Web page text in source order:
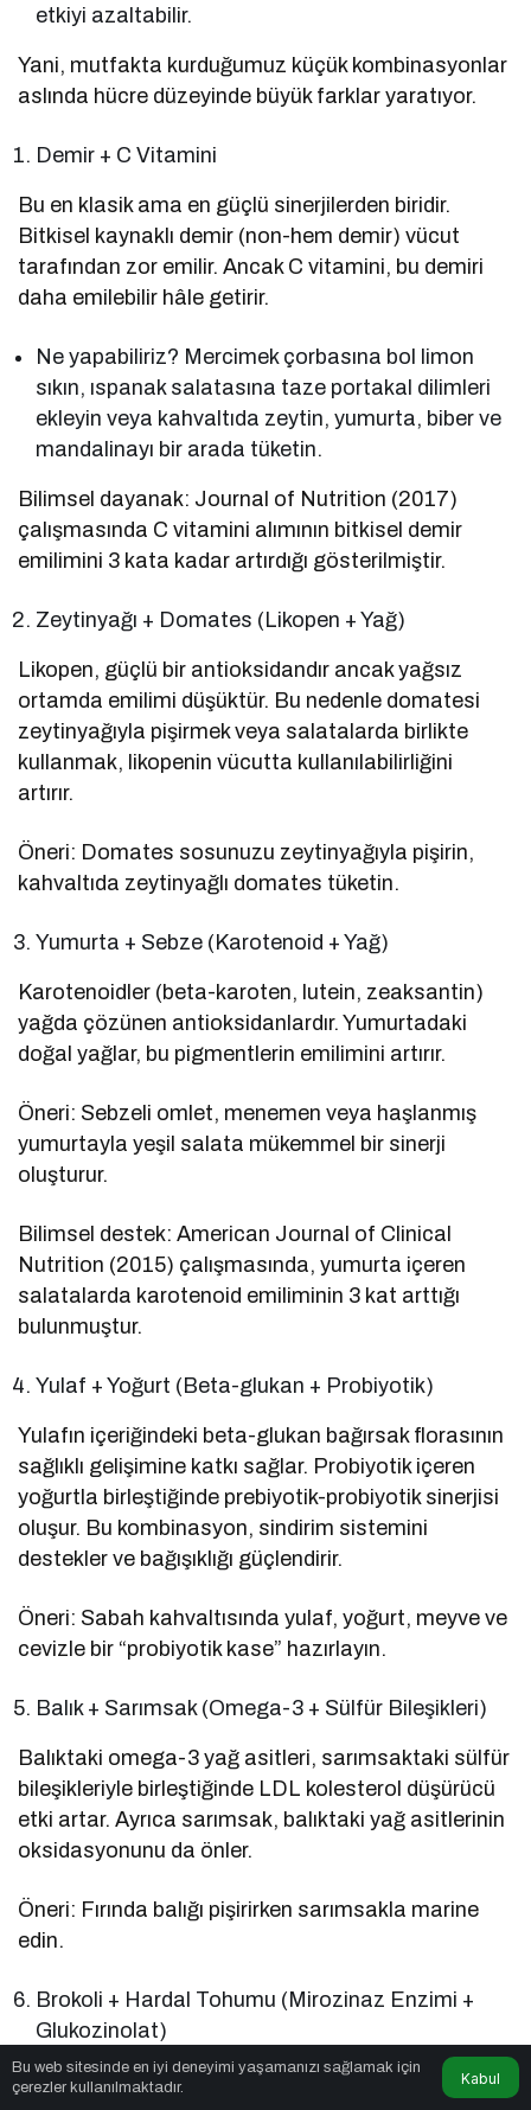
etkiyi azaltabilir.
Yani, mutfakta kurduğumuz küçük kombinasyonlar
aslında hücre düzeyinde büyük farklar yaratıyor.
Demir + C Vitamini
Bu en klasik ama en güçlü sinerjilerden biridir.
Bitkisel kaynaklı demir (non-hem demir) vücut
tarafından zor emilir. Ancak C vitamini, bu demiri
daha emilebilir hâle getirir.
Ne yapabiliriz? Mercimek çorbasına bol limon
sıkın, ıspanak salatasına taze portakal dilimleri
ekleyin veya kahvaltıda zeytin, yumurta, biber ve
mandalinayı bir arada tüketin.
Bilimsel dayanak: Journal of Nutrition (2017)
çalışmasında C vitamini alımının bitkisel demir
emilimini 3 kata kadar artırdığı gösterilmiştir.
Zeytinyağı + Domates (Likopen + Yağ)
Likopen, güçlü bir antioksidandır ancak yağsız
ortamda emilimi düşüktür. Bu nedenle domatesi
zeytinyağıyla pişirmek veya salatalarda birlikte
kullanmak, likopenin vücutta kullanılabilirliğini
artırır.
Öneri: Domates sosunuzu zeytinyağıyla pişirin,
kahvaltıda zeytinyağlı domates tüketin.
Yumurta + Sebze (Karotenoid + Yağ)
Karotenoidler (beta-karoten, lutein, zeaksantin)
yağda çözünen antioksidanlardır. Yumurtadaki
doğal yağlar, bu pigmentlerin emilimini artırır.
Öneri: Sebzeli omlet, menemen veya haşlanmış
yumurtayla yeşil salata mükemmel bir sinerji
oluşturur.
Bilimsel destek: American Journal of Clinical
Nutrition (2015) çalışmasında, yumurta içeren
salatalarda karotenoid emiliminin 3 kat arttığı
bulunmuştur.
Yulaf + Yoğurt (Beta-glukan + Probiyotik)
Yulafın içeriğindeki beta-glukan bağırsak florasının
sağlıklı gelişimine katkı sağlar. Probiyotik içeren
yoğurtla birleştiğinde prebiyotik-probiyotik sinerjisi
oluşur. Bu kombinasyon, sindirim sistemini
destekler ve bağışıklığı güçlendirir.
Öneri: Sabah kahvaltısında yulaf, yoğurt, meyve ve
cevizle bir “probiyotik kase” hazırlayın.
Balık + Sarımsak (Omega-3 + Sülfür Bileşikleri)
Balıktaki omega-3 yağ asitleri, sarımsaktaki sülfür
bileşikleriyle birleştiğinde LDL kolesterol düşürücü
etki artar. Ayrıca sarımsak, balıktaki yağ asitlerinin
oksidasyonunu da önler.
Öneri: Fırında balığı pişirirken sarımsakla marine
edin.
Brokoli + Hardal Tohumu (Mirozinaz Enzimi +
Glukozinolat)
Brokoli, kanser koruyucu bileşikler (sülforafan)
Bu web sitesinde en iyi deneyimi yaşamanızı sağlamak için
çerezler kullanılmaktadır.
Kabul